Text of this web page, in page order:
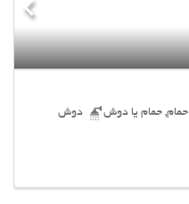
حمام, حمام یا دوش دوش